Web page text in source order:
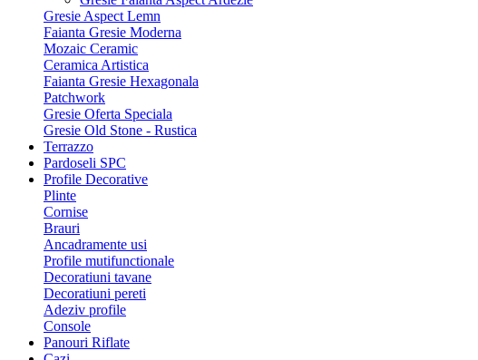
Gresie Aspect Lemn
Faianta Gresie Moderna
Mozaic Ceramic
Ceramica Artistica
Faianta Gresie Hexagonala
Patchwork
Gresie Oferta Speciala
Gresie Old Stone - Rustica
Terrazzo
Pardoseli SPC
Profile Decorative
Plinte
Cornise
Brauri
Ancadramente usi
Profile mutifunctionale
Decoratiuni tavane
Decoratiuni pereti
Adeziv profile
Console
Panouri Riflate